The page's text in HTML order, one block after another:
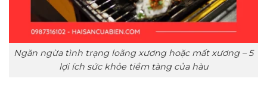
Ngăn ngừa tình trạng loãng xương hoặc mất xương – 5
lợi ích sức khỏe tiềm tàng của hàu